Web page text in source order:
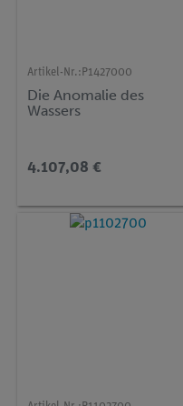
Artikel-Nr.: P1427000
Die Anomalie des
Wassers
4.107,08 €